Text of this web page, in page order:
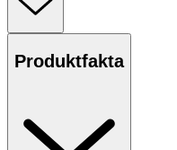
Produktfakta